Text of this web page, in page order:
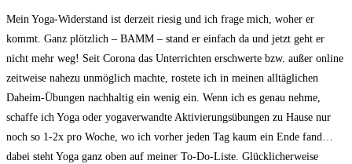
Mein Yoga-Widerstand ist derzeit riesig und ich frage mich, woher er
kommt. Ganz plötzlich – BAMM – stand er einfach da und jetzt geht er
nicht mehr weg! Seit Corona das Unterrichten erschwerte bzw. außer online
zeitweise nahezu unmöglich machte, rostete ich in meinen alltäglichen
Daheim-Übungen nachhaltig ein wenig ein. Wenn ich es genau nehme,
schaffe ich Yoga oder yogaverwandte Aktivierungsübungen zu Hause nur
noch so 1-2x pro Woche, wo ich vorher jeden Tag kaum ein Ende fand…
dabei steht Yoga ganz oben auf meiner To-Do-Liste. Glücklicherweise